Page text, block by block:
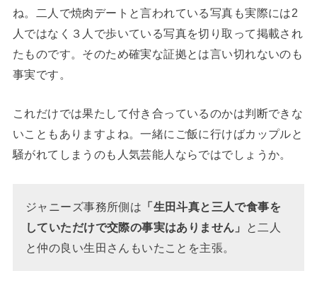
ね。二人で焼肉デートと言われている写真も実際には2
人ではなく３人で歩いている写真を切り取って掲載され
たものです。そのため確実な証拠とは言い切れないのも
事実です。
これだけでは果たして付き合っているのかは判断できな
いこともありますよね。一緒にご飯に行けばカップルと
騒がれてしまうのも人気芸能人ならではでしょうか。
ジャニーズ事務所側は 「生田斗真と三人で食事を
していただけで交際の事実はありません」
と二人
と仲の良い生田さんもいたことを主張。